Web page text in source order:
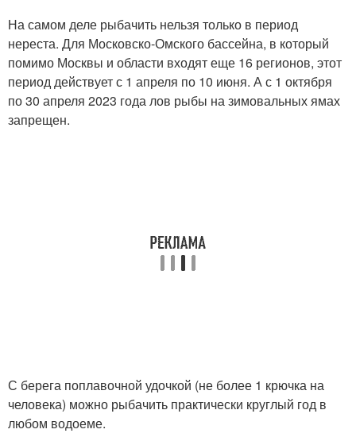
На самом деле рыбачить нельзя только в период
нереста. Для Московско-Омского бассейна, в который
помимо Москвы и области входят еще 16 регионов, этот
период действует с 1 апреля по 10 июня. А с 1 октября
по 30 апреля 2023 года лов рыбы на зимовальных ямах
запрещен.
С берега поплавочной удочкой (не более 1 крючка на
человека) можно рыбачить практически круглый год в
любом водоеме.